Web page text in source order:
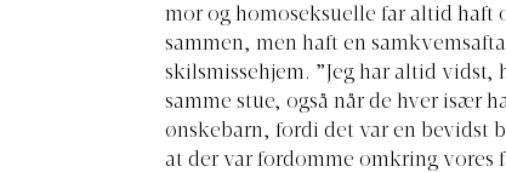
mor og homoseksuelle far altid
sammen, men haft en
skilsmissehjem. ”Jeg har altid
samme stue, også når de hver især
ønskebarn, fordi det var en bevidst
at der var fordomme omkring vores